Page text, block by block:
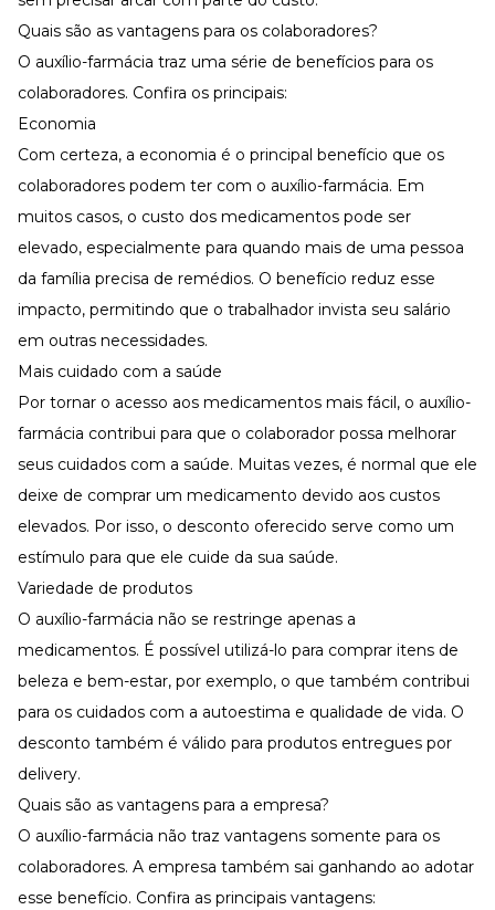
Quais são as vantagens para os colaboradores?
O auxílio-farmácia traz uma série de benefícios para os
colaboradores. Confira os principais:
Economia
Com certeza, a economia é o principal benefício que os
colaboradores podem ter com o auxílio-farmácia. Em
muitos casos, o custo dos medicamentos pode ser
elevado, especialmente para quando mais de uma pessoa
da família precisa de remédios. O benefício reduz esse
impacto, permitindo que o trabalhador invista seu salário
em outras necessidades.
Mais cuidado com a saúde
Por tornar o acesso aos medicamentos mais fácil, o auxílio-
farmácia contribui para que o colaborador possa melhorar
seus cuidados com a saúde. Muitas vezes, é normal que ele
deixe de comprar um medicamento devido aos custos
elevados. Por isso, o desconto oferecido serve como um
estímulo para que ele cuide da sua saúde.
Variedade de produtos
O auxílio-farmácia não se restringe apenas a
medicamentos. É possível utilizá-lo para comprar itens de
beleza e bem-estar, por exemplo, o que também contribui
para os cuidados com a autoestima e qualidade de vida. O
desconto também é válido para produtos entregues por
delivery.
Quais são as vantagens para a empresa?
O auxílio-farmácia não traz vantagens somente para os
colaboradores. A empresa também sai ganhando ao adotar
esse benefício. Confira as principais vantagens: